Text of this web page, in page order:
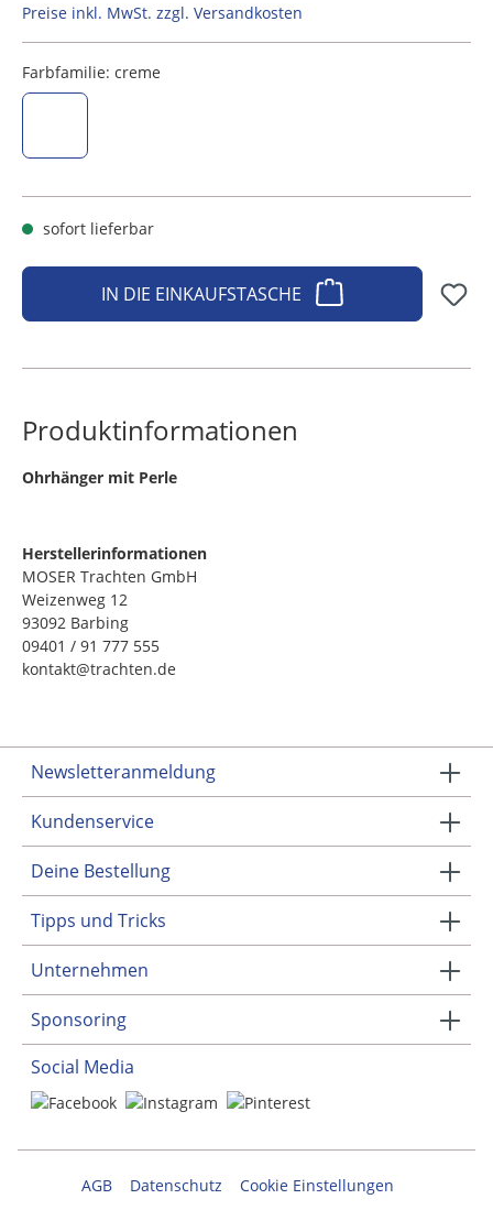
Preise inkl. MwSt. zzgl. Versandkosten
Farbfamilie: creme
sofort lieferbar
IN DIE EINKAUFSTASCHE
Produktinformationen
​Ohrhänger mit Perle
Herstellerinformationen
MOSER Trachten GmbH
Weizenweg 12
93092 Barbing
09401 / 91 777 555
kontakt@trachten.de
Newsletteranmeldung
Kundenservice
Deine Bestellung
Tipps und Tricks
Unternehmen
Sponsoring
Social Media
AGB Datenschutz
Cookie Einstellungen